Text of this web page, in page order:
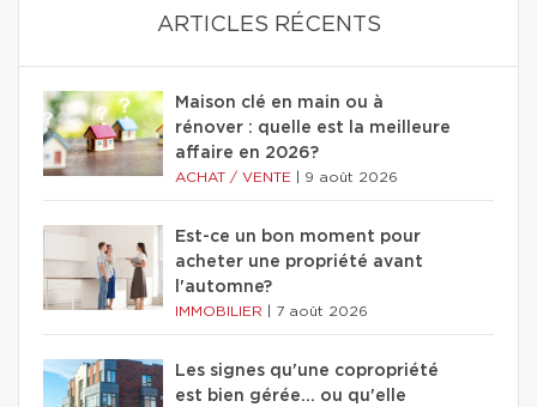
ARTICLES RÉCENTS
Maison clé en main ou à
rénover : quelle est la meilleure
affaire en 2026?
ACHAT / VENTE 9 août 2026
Est-ce un bon moment pour
acheter une propriété avant
l'automne?
IMMOBILIER 7 août 2026
Les signes qu'une copropriété
est bien gérée… ou qu'elle